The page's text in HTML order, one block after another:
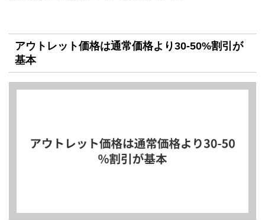
アウトレット価格は通常価格より30-50%割引が
基本